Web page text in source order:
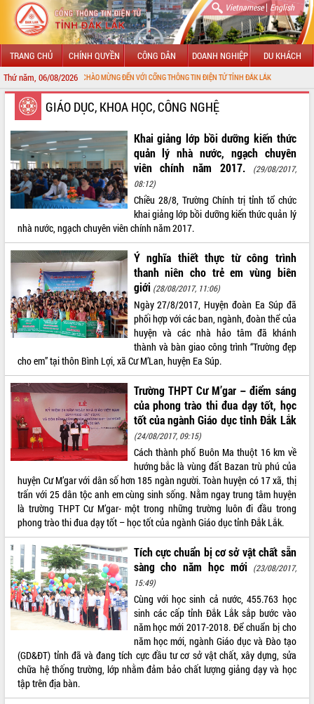
Vietnamese| English
TRANG CHỦ CHÍNH QUYỀN CÔNG DÂN DOANH NGHIỆP DU KHÁCH
Thứ năm, 06/08/2026
CHÀO MỪNG ĐẾN VỚI CỔNG THÔNG TIN ĐIỆN TỬ TỈNH ĐẮK LẮK
GIỚI THIỆU
LÃNH ĐẠO UBND TỈNH
TIN TỨC SỰ KIỆN
SỞ, BAN, NGÀNH
HỆ THỐNG VĂN BẢN
VĂN BẢN HĐND TỈNH
ĐIỂM TIN VĂN BẢN
QUY HOẠCH - KẾ HOẠCH
VIDEO
GIÁO DỤC, KHOA HỌC, CÔNG NGHỆ
Khai giảng lớp bồi dưỡng kiến thức
quản lý nhà nước, ngạch chuyên
viên chính năm 2017.
(29/08/2017,
08:12)
Chiều 28/8, Trường Chính trị tỉnh tổ chức
khai giảng lớp bồi dưỡng kiến thức quản lý
nhà nước, ngạch chuyên viên chính năm 2017.
Ý nghĩa thiết thực từ công trình
thanh niên cho trẻ em vùng biên
giới (28/08/2017, 11:06)
Ngày 27/8/2017, Huyện đoàn Ea Súp đã
phối hợp với các ban, ngành, đoàn thể của
huyện và các nhà hảo tâm đã khánh
thành và bàn giao công trình “Trường đẹp
cho em” tại thôn Bình Lợi, xã Cư M’Lan, huyện Ea Súp.
Trường THPT Cư M’gar – điểm sáng
của phong trào thi đua dạy tốt, học
tốt của ngành Giáo dục tỉnh Đắk Lắk
(24/08/2017, 09:15)
Cách thành phố Buôn Ma thuột 16 km về
hướng bắc là vùng đất Bazan trù phú của
huyện Cư M’gar với dân số hơn 185 ngàn người. Toàn huyện có 17 xã, thị
trấn với 25 dân tộc anh em cùng sinh sống. Nằm ngay trung tâm huyện
là trường THPT Cư M’gar- một trong những trường luôn đi đầu trong
phong trào thi đua dạy tốt – học tốt của ngành Giáo dục tỉnh Đắk Lắk.
Tích cực chuẩn bị cơ sở vật chất sẵn
sàng cho năm học mới
(23/08/2017,
15:49)
Cùng với học sinh cả nước, 455.763 học
sinh các cấp tỉnh Đắk Lắk sắp bước vào
năm học mới 2017-2018. Để chuẩn bị cho
năm học mới, ngành Giáo dục và Đào tạo
(GD&ĐT) tỉnh đã và đang tích cực đầu tư cơ sở vật chất, xây dựng, sửa
chữa hệ thống trường, lớp nhằm đảm bảo chất lượng giảng dạy và học
tập trên địa bàn.